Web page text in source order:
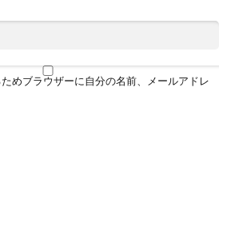
めブラウザーに自分の名前、メールアドレ